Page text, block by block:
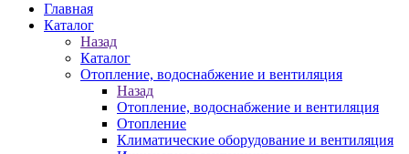
Главная
Каталог
Назад
Каталог
Отопление, водоснабжение и вентиляция
Назад
Отопление, водоснабжение и вентиляция
Отопление
Климатические оборудование и вентиляция